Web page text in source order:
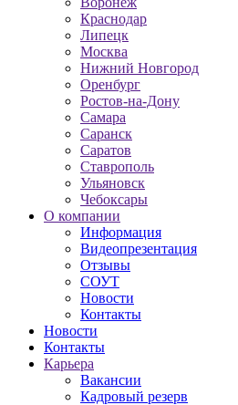
Краснодар
Липецк
Москва
Нижний Новгород
Оренбург
Ростов-на-Дону
Самара
Саранск
Саратов
Ставрополь
Ульяновск
Чебоксары
О компании
Информация
Видеопрезентация
Отзывы
СОУТ
Новости
Контакты
Новости
Контакты
Карьера
Вакансии
Кадровый резерв